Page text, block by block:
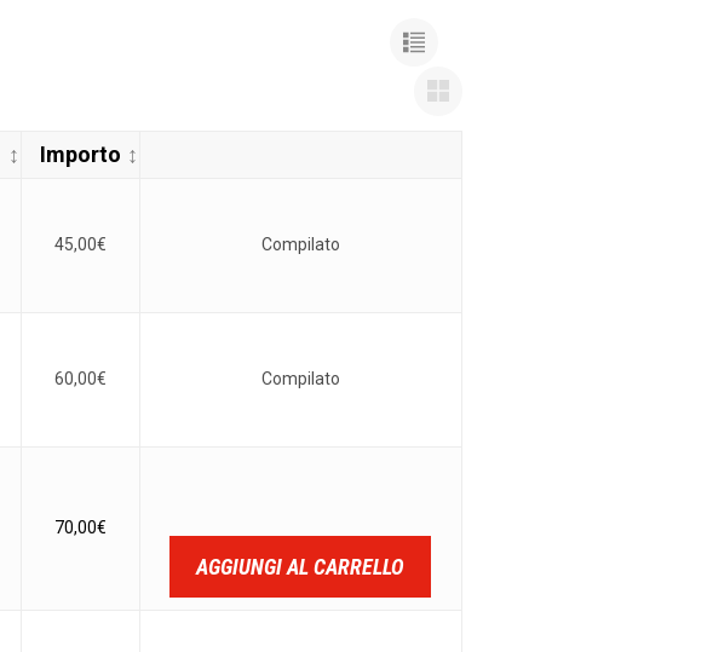
Importo
45,00€ Compilato
60,00€ Compilato
70,00€
AGGIUNGI AL CARRELLO